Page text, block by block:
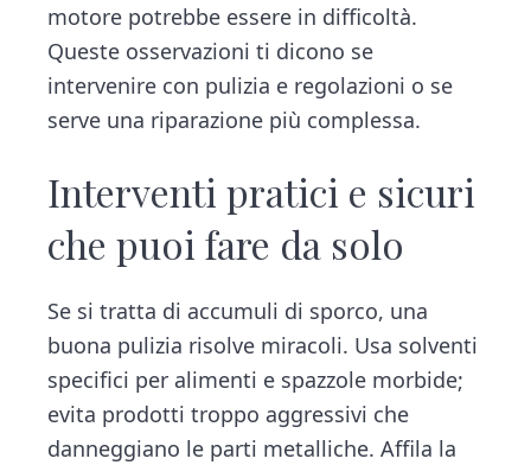
motore potrebbe essere in difficoltà.
Queste osservazioni ti dicono se
intervenire con pulizia e regolazioni o se
serve una riparazione più complessa.
Interventi pratici e sicuri
che puoi fare da solo
Se si tratta di accumuli di sporco, una
buona pulizia risolve miracoli. Usa solventi
specifici per alimenti e spazzole morbide;
evita prodotti troppo aggressivi che
danneggiano le parti metalliche. Affila la